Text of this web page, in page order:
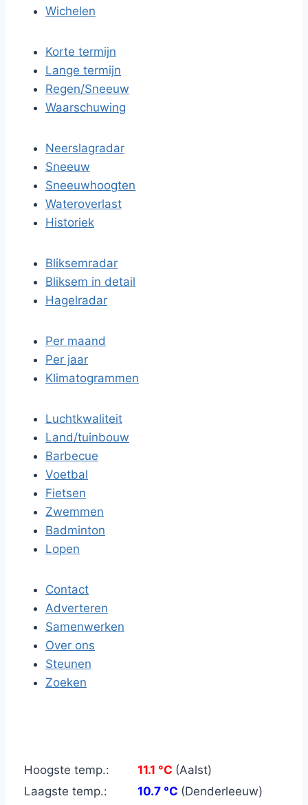
Wichelen
Korte termijn
Lange termijn
Regen/Sneeuw
Waarschuwing
Neerslagradar
Sneeuw
Sneeuwhoogten
Wateroverlast
Historiek
Bliksemradar
Bliksem in detail
Hagelradar
Per maand
Per jaar
Klimatogrammen
Luchtkwaliteit
Land/tuinbouw
Barbecue
Voetbal
Fietsen
Zwemmen
Badminton
Lopen
Contact
Adverteren
Samenwerken
Over ons
Steunen
Zoeken
Hoogste temp.: 11.1 °C (Aalst)
Laagste temp.:
10.7 °C (Denderleeuw)